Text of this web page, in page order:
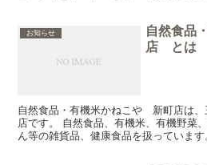
お知らせ
自然食品
店 とは
自然食品・有機米かねこや 新町店は、
店です。 自然食品、有機米、有機野菜
ん等の雑貨品、健康食品を扱っています